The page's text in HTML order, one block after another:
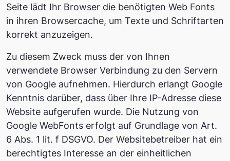
Seite lädt Ihr Browser die benötigten Web Fonts
in ihren Browsercache, um Texte und Schriftarten
korrekt anzuzeigen.
Zu diesem Zweck muss der von Ihnen
verwendete Browser Verbindung zu den Servern
von Google aufnehmen. Hierdurch erlangt Google
Kenntnis darüber, dass über Ihre IP-Adresse diese
Website aufgerufen wurde. Die Nutzung von
Google WebFonts erfolgt auf Grundlage von Art.
6 Abs. 1 lit. f DSGVO. Der Websitebetreiber hat ein
berechtigtes Interesse an der einheitlichen